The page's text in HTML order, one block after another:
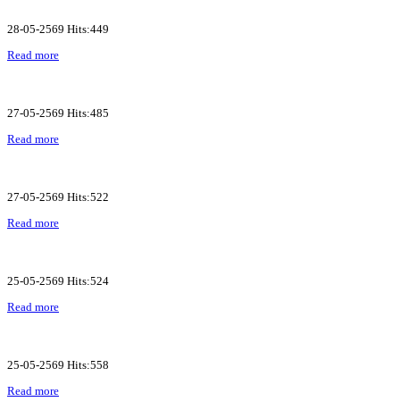
28-05-2569 Hits:449
Read more
27-05-2569 Hits:485
Read more
27-05-2569 Hits:522
Read more
25-05-2569 Hits:524
Read more
25-05-2569 Hits:558
Read more